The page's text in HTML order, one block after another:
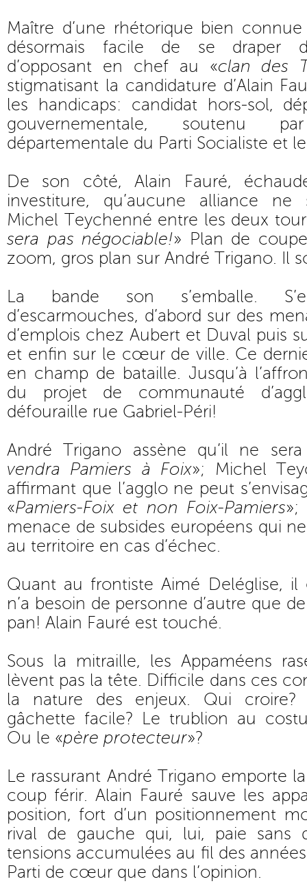
Maître d’une rhétorique bien
désormais facile de se draper
d’opposant en chef au «clan des
stigmatisant la candidature d’Alain
les handicaps: candidat hors-sol,
gouvernementale, soutenu
départementale du Parti Socialiste et
De son côté, Alain Fauré,
investiture, qu’aucune alliance ne
Michel Teychenné entre les deux
sera pas négociable!» Plan de
zoom, gros plan sur André Trigano. Il
La bande son s’emballe.
d’escarmouches, d’abord sur des
d’emplois chez Aubert et Duval puis
et enfin sur le cœur de ville. Ce
en champ de bataille. Jusqu’à
du projet de communauté
défouraille rue Gabriel-Péri!
André Trigano assène qu’il ne
vendra Pamiers à Foix»; Michel
affirmant que l’agglo ne peut
«Pamiers-Foix et non Foix-Pamiers»;
menace de subsides européens qui
au territoire en cas d’échec.
Quant au frontiste Aimé Deléglise, il
n’a besoin de personne d’autre que
pan! Alain Fauré est touché.
Sous la mitraille, les Appaméens
lèvent pas la tête. Difficile dans ces
la nature des enjeux. Qui
gâchette facile? Le trublion au
Ou le «père protecteur»?
Le rassurant André Trigano emporte
coup férir. Alain Fauré sauve les
position, fort d’un positionnement
rival de gauche qui, lui, paie sans
tensions accumulées au fil des
Parti de cœur que dans l’opinion.